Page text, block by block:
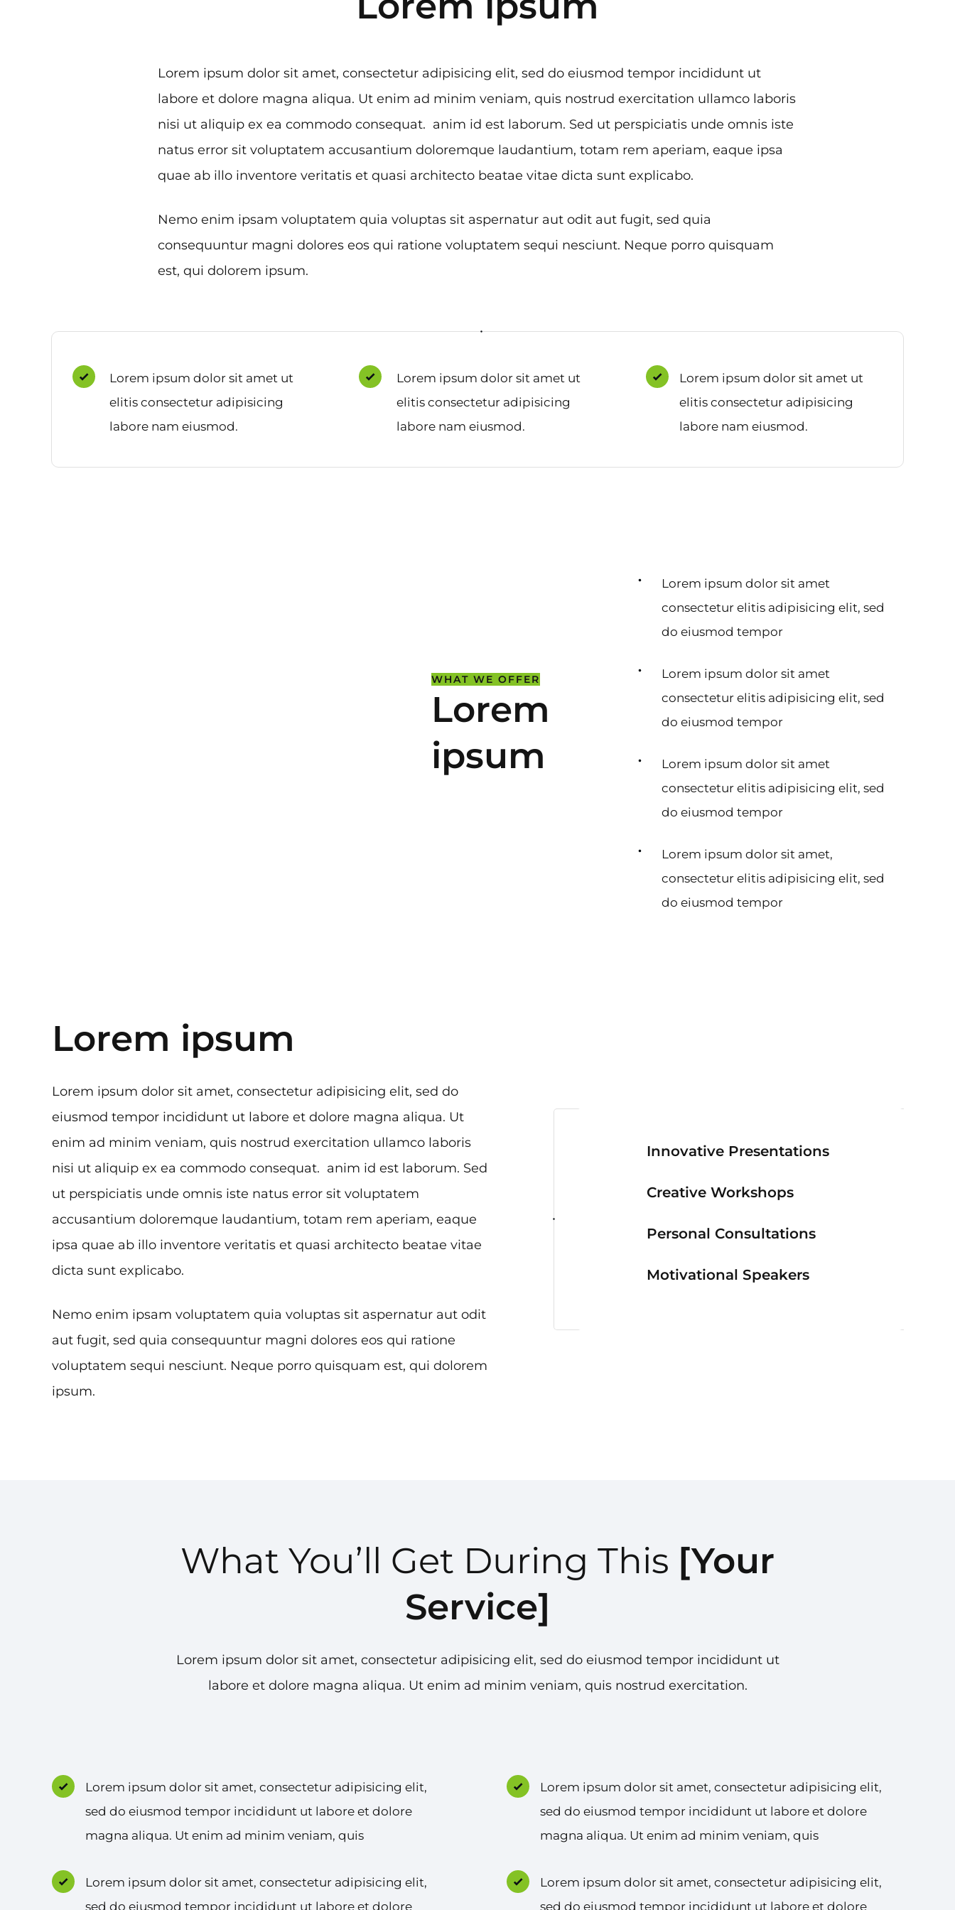
Lorem ipsum dolor sit amet, consectetur adipisicing elit, sed do eiusmod tempor incididunt ut
labore et dolore magna aliqua. Ut enim ad minim veniam, quis nostrud exercitation ullamco laboris
nisi ut aliquip ex ea commodo consequat. anim id est laborum. Sed ut perspiciatis unde omnis iste
natus error sit voluptatem accusantium doloremque laudantium, totam rem aperiam, eaque ipsa
quae ab illo inventore veritatis et quasi architecto beatae vitae dicta sunt explicabo.
Nemo enim ipsam voluptatem quia voluptas sit aspernatur aut odit aut fugit, sed quia
consequuntur magni dolores eos qui ratione voluptatem sequi nesciunt. Neque porro quisquam
est, qui dolorem ipsum.
Lorem ipsum dolor sit amet ut
elitis consectetur adipisicing
labore nam eiusmod.
Lorem ipsum dolor sit amet ut
elitis consectetur adipisicing
labore nam eiusmod.
Lorem ipsum dolor sit amet ut
elitis consectetur adipisicing
labore nam eiusmod.
WHAT WE OFFER
Lorem
ipsum
Lorem ipsum dolor sit amet
consectetur elitis adipisicing elit, sed
do eiusmod tempor
Lorem ipsum dolor sit amet
consectetur elitis adipisicing elit, sed
do eiusmod tempor
Lorem ipsum dolor sit amet
consectetur elitis adipisicing elit, sed
do eiusmod tempor
Lorem ipsum dolor sit amet,
consectetur elitis adipisicing elit, sed
do eiusmod tempor
Lorem ipsum
Lorem ipsum dolor sit amet, consectetur adipisicing elit, sed do
eiusmod tempor incididunt ut labore et dolore magna aliqua. Ut
enim ad minim veniam, quis nostrud exercitation ullamco laboris
nisi ut aliquip ex ea commodo consequat. anim id est laborum. Sed
ut perspiciatis unde omnis iste natus error sit voluptatem
accusantium doloremque laudantium, totam rem aperiam, eaque
ipsa quae ab illo inventore veritatis et quasi architecto beatae vitae
dicta sunt explicabo.
Nemo enim ipsam voluptatem quia voluptas sit aspernatur aut odit
aut fugit, sed quia consequuntur magni dolores eos qui ratione
voluptatem sequi nesciunt. Neque porro quisquam est, qui dolorem
ipsum.
Innovative Presentations
Creative Workshops
Personal Consultations
Motivational Speakers
What You’ll Get During This [Your
Service]
Lorem ipsum dolor sit amet, consectetur adipisicing elit, sed do eiusmod tempor incididunt ut
labore et dolore magna aliqua. Ut enim ad minim veniam, quis nostrud exercitation.
Lorem ipsum dolor sit amet, consectetur adipisicing elit,
sed do eiusmod tempor incididunt ut labore et dolore
magna aliqua. Ut enim ad minim veniam, quis
Lorem ipsum dolor sit amet, consectetur adipisicing elit,
sed do eiusmod tempor incididunt ut labore et dolore
Lorem ipsum dolor sit amet, consectetur adipisicing elit,
sed do eiusmod tempor incididunt ut labore et dolore
magna aliqua. Ut enim ad minim veniam, quis
Lorem ipsum dolor sit amet, consectetur adipisicing elit,
sed do eiusmod tempor incididunt ut labore et dolore